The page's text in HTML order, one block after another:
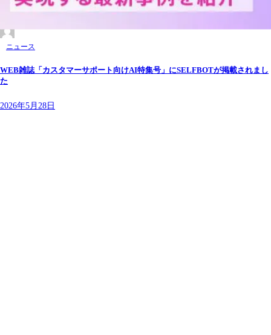
ニュース
WEB雑誌「カスタマーサポート向けAI特集号」にSELFBOTが掲載されまし
た
2026年5月28日